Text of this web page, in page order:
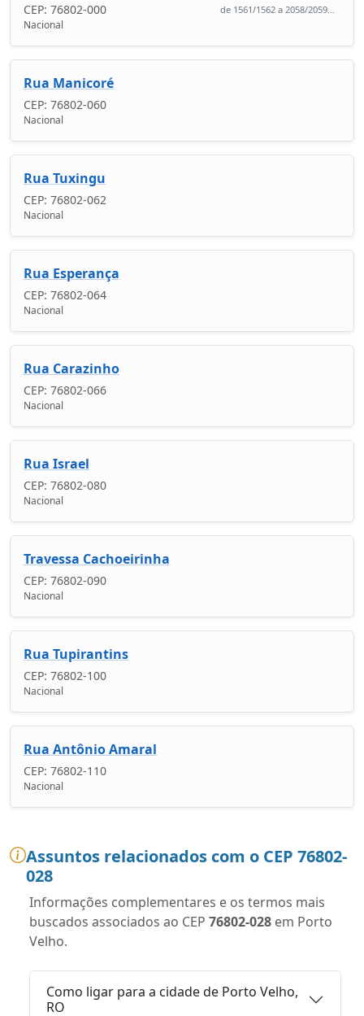
CEP: 76802-000 de 1561/1562 a 2058/2059...
Nacional
Rua Manicoré
CEP: 76802-060
Nacional
Rua Tuxingu
CEP: 76802-062
Nacional
Rua Esperança
CEP: 76802-064
Nacional
Rua Carazinho
CEP: 76802-066
Nacional
Rua Israel
CEP: 76802-080
Nacional
Travessa Cachoeirinha
CEP: 76802-090
Nacional
Rua Tupirantins
CEP: 76802-100
Nacional
Rua Antônio Amaral
CEP: 76802-110
Nacional
Assuntos relacionados com o CEP 76802-
028
Informações complementares e os termos mais
buscados associados ao CEP 76802-028 em Porto
Velho.
Como ligar para a cidade de Porto Velho,
RO